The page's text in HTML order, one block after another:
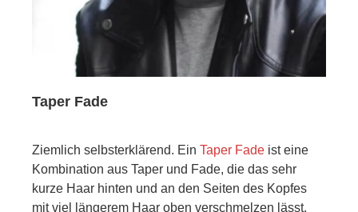
Taper Fade
Ziemlich selbsterklärend. Ein Taper Fade ist eine
Kombination aus Taper und Fade, die das sehr
kurze Haar hinten und an den Seiten des Kopfes
mit viel längerem Haar oben verschmelzen lässt,